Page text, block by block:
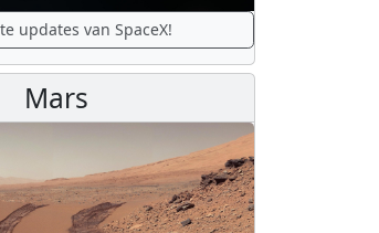
updates van SpaceX!
Mars